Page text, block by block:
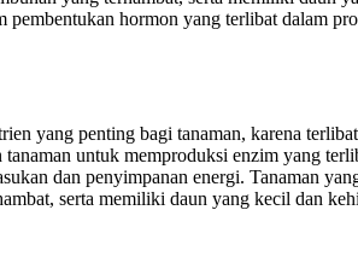
pembentukan hormon yang terlibat dalam
yang penting bagi tanaman, karena
untuk memproduksi enzim yang
dan penyimpanan energi. Tanaman
serta memiliki daun yang kecil dan